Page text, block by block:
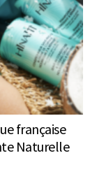
française
Naturelle